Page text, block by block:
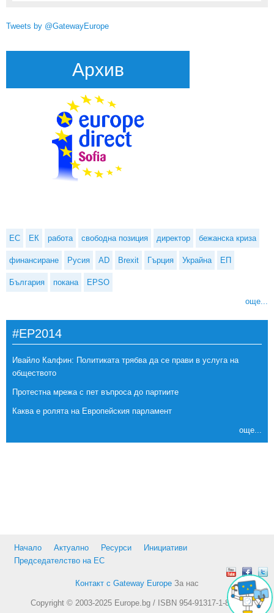
Tweets by @GatewayEurope
Архив
ЕС ЕК работа свободна позиция директор бежанска криза
финансиране Русия AD Brexit Гърция Украйна ЕП
България покана EPSO
още...
#EP2014
Ивайло Калфин: Политиката трябва да се прави в услуга на
обществото
Протестна мрежа с пет въпроса до партиите
Каква е ролята на Европейския парламент
още...
Начало Актуално Ресурси
Инициативи
Председателство на ЕС
Контакт с Gateway Europe За нас
Copyright © 2003-2025 Europe.bg / ISBN 954-91317-1-8